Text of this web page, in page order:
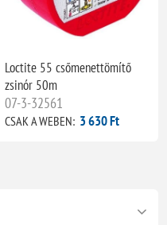
Loctite 55 csőmenettömítő
zsinór 50m
07-3-32561
CSAK A WEBEN: 3 630 Ft